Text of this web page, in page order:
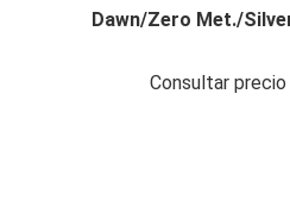
Dawn/Zero Met./
Consultar precio